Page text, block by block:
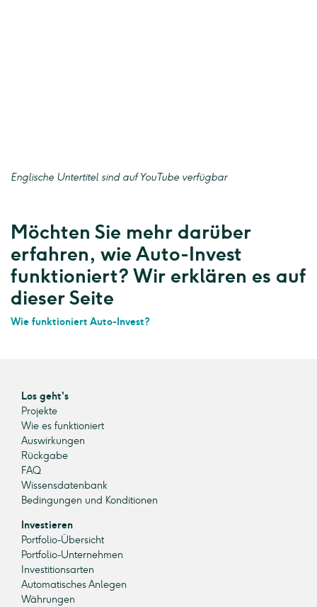
Englische Untertitel sind auf YouTube verfügbar
Möchten Sie mehr darüber
erfahren, wie Auto-Invest
funktioniert? Wir erklären es auf
dieser Seite
Wie funktioniert Auto-Invest?
Los geht's
Projekte
Wie es funktioniert
Auswirkungen
Rückgabe
FAQ
Wissensdatenbank
Bedingungen und Konditionen
Investieren
Portfolio-Übersicht
Portfolio-Unternehmen
Investitionsarten
Automatisches Anlegen
Währungen